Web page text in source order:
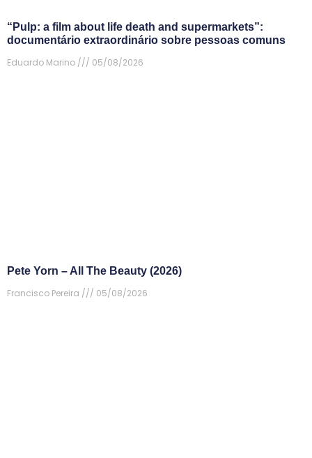
“Pulp: a film about life death and supermarkets”:
documentário extraordinário sobre pessoas comuns
Eduardo Marino
05/08/2026
Pete Yorn – All The Beauty (2026)
Francisco Pereira
05/08/2026